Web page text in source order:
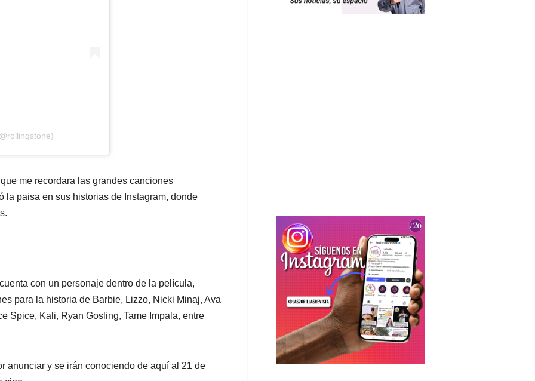
me recordara las grandes canciones
la paisa en sus historias de Instagram, donde
con un personaje dentro de la película,
para la historia de Barbie, Lizzo, Nicki Minaj, Ava
Spice, Kali, Ryan Gosling, Tame Impala, entre
anunciar y se irán conociendo de aquí al 21 de